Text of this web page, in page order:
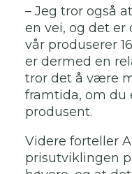
– Jeg tror også
en vei, og det er
vår produserer
er dermed en
tror det å være
framtida, om du
produsent.
Videre forteller
prisutviklingen